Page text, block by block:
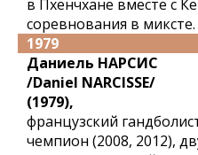
в Пхенчхане вместе с
соревнования в миксте.
1979
Даниель НАРСИС
/Daniel NARCISSE/
(1979),
французский
чемпион (2008, 2012),